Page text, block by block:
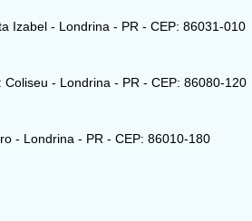
Izabel - Londrina - PR - CEP: 86031-010
- Londrina - PR - CEP: 86080-120
- Londrina - PR - CEP: 86010-180